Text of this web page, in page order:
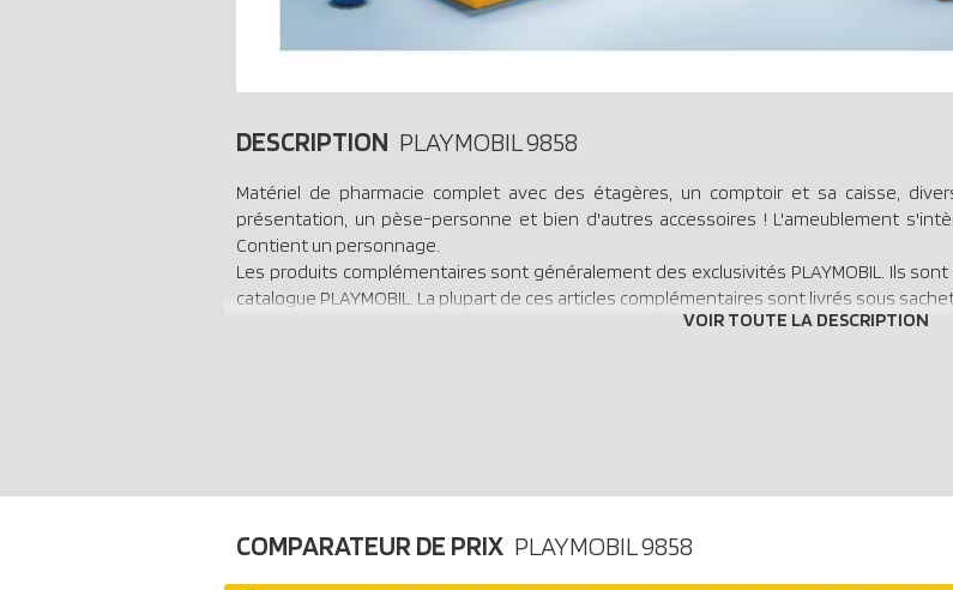
DESCRIPTION PLAYMOBIL 9858
Matériel de pharmacie complet avec des étagères, un comptoir et sa caisse,
présentation, un pèse-personne et bien d'autres accessoires ! L'ameublement
Contient un personnage.
Les produits complémentaires sont généralement des exclusivités PLAYMOBIL. Ils
catalogue PLAYMOBIL. La plupart de ces articles complémentaires sont livrés sous
COMPARATEUR DE PRIX PLAYMOBIL 9858